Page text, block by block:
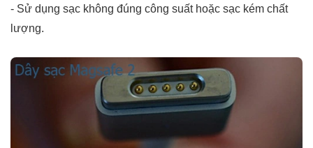
- Sử dụng sạc không đúng công suất hoặc sạc kém chất
lượng.